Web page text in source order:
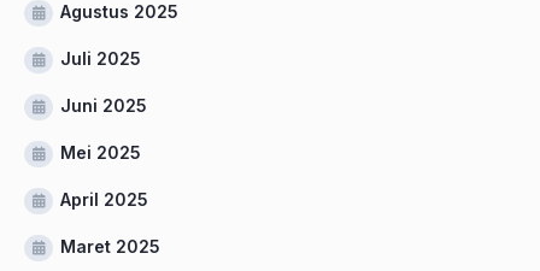
Agustus 2025
Juli 2025
Juni 2025
Mei 2025
April 2025
Maret 2025